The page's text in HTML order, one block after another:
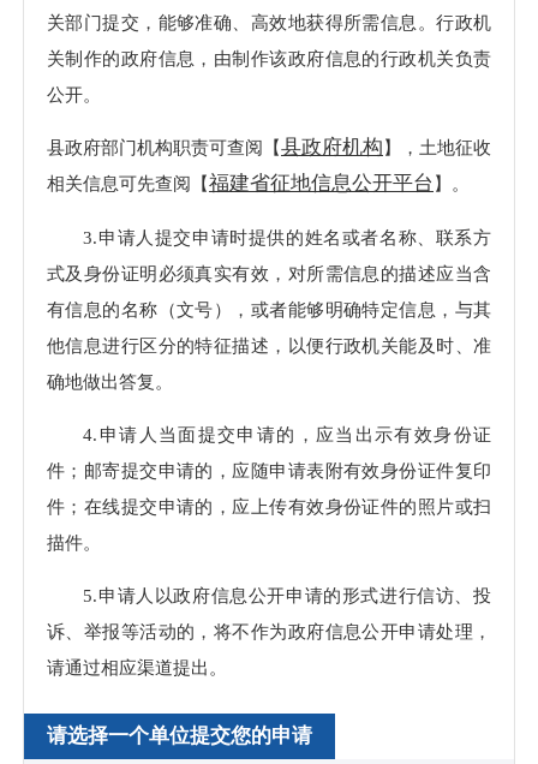
关部门提交，能够准确、高效地获得所需信息。行政机
关制作的政府信息，由制作该政府信息的行政机关负责
公开。
县政府部门机构职责可查阅【县政府机构 】，土地征收
相关信息可先查阅【福建省征地信息公开平台 】。
3.申请人提交申请时提供的姓名或者名称、联系方
式及身份证明必须真实有效，对所需信息的描述应当含
有信息的名称（文号），或者能够明确特定信息，与其
他信息进行区分的特征描述，以便行政机关能及时、准
确地做出答复。
4.申请人当面提交申请的，应当出示有效身份证
件；邮寄提交申请的，应随申请表附有效身份证件复印
件；在线提交申请的，应上传有效身份证件的照片或扫
描件。
5.申请人以政府信息公开申请的形式进行信访、投
诉、举报等活动的，将不作为政府信息公开申请处理，
请通过相应渠道提出。
请选择一个单位提交您的申请